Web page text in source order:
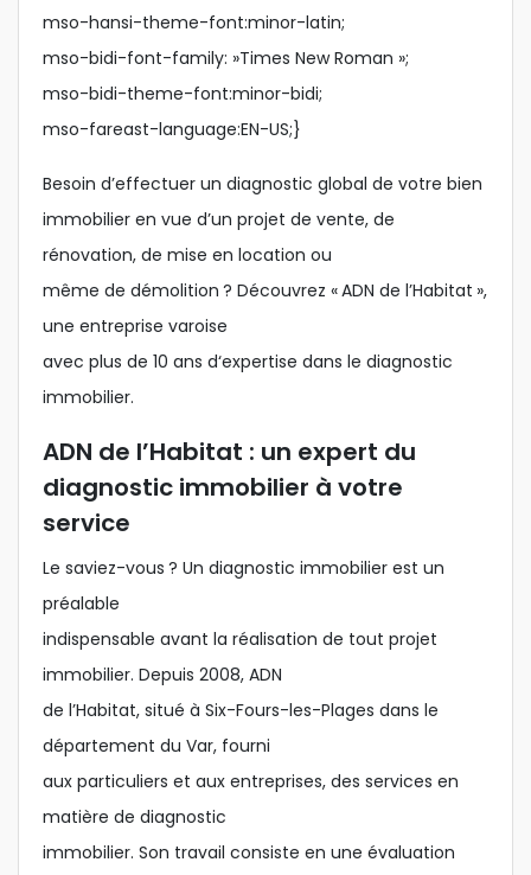
mso-hansi-theme-font:minor-latin;
mso-bidi-font-family: »Times New Roman »;
mso-bidi-theme-font:minor-bidi;
mso-fareast-language:EN-US;}
Besoin d’effectuer un diagnostic global de votre bien
immobilier en vue d’un projet de vente, de
rénovation, de mise en location ou
même de démolition ? Découvrez « ADN de l’Habitat »,
une entreprise varoise
avec plus de 10 ans d‘expertise dans le diagnostic
immobilier.
ADN de l’Habitat : un expert du
diagnostic immobilier à votre
service
Le saviez-vous ? Un diagnostic immobilier est un
préalable
indispensable avant la réalisation de tout projet
immobilier. Depuis 2008, ADN
de l’Habitat, situé à Six-Fours-les-Plages dans le
département du Var, fourni
aux particuliers et aux entreprises, des services en
matière de diagnostic
immobilier. Son travail consiste en une évaluation